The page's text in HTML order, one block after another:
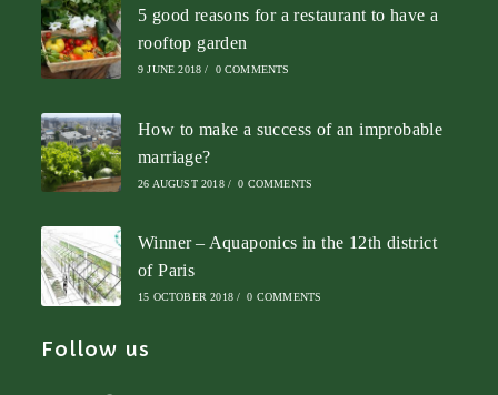
5 good reasons for a restaurant to have a
rooftop garden
9 JUNE 2018 / 0 COMMENTS
How to make a success of an improbable
marriage?
26 AUGUST 2018 / 0 COMMENTS
Winner – Aquaponics in the 12th district
of Paris
15 OCTOBER 2018 / 0 COMMENTS
Follow us